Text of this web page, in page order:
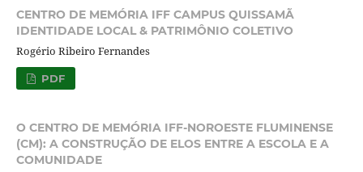
CENTRO DE MEMÓRIA IFF CAMPUS QUISSAMÃ
IDENTIDADE LOCAL & PATRIMÔNIO COLETIVO
Rogério Ribeiro Fernandes
PDF
O CENTRO DE MEMÓRIA IFF-NOROESTE FLUMINENSE
(CM): A CONSTRUÇÃO DE ELOS ENTRE A ESCOLA E A
COMUNIDADE